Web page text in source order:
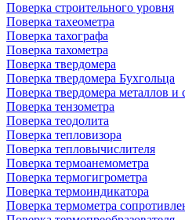
Поверка строительного уровня
Поверка тахеометра
Поверка тахографа
Поверка тахометра
Поверка твердомера
Поверка твердомера Бухгольца
Поверка твердомера металлов
Поверка тензометра
Поверка теодолита
Поверка тепловизора
Поверка тепловычислителя
Поверка термоанемометра
Поверка термогигрометра
Поверка термоиндикатора
Поверка термометра